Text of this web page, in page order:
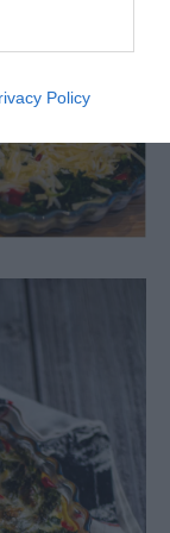
Policy